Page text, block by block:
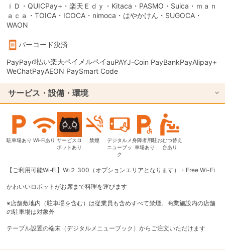
ｉＤ・QUICPay+・楽天Ｅｄｙ・Kitaca・PASMO・Suica・ｍａｎ
ａｃａ・TOICA・ICOCA・nimoca・はやかけん・SUGOCA・
WAON
バーコード決済
PayPayd払い楽天ペイ メルペイauPAYJ-Coin PayBankPayAlipay+
WeChatPayAEON PaySmart Code
サービス・設備・環境
駐車場あり Wi-Fiあり サービスロ
ボットあり
禁煙
デジタルメ
ニューブッ
ク
身障者用駐
車場あり
おむつ替え
台あり
【ご利用可能Wi‐Fi】Wi２ 300（オプションエリアとなります）・Free Wi-Fi
かわいいロボットがお席まで料理を運びます
※店舗敷地内（駐車場を含む）は従業員も含めすべて禁煙。商業施設内の店舗
の駐車場は対象外
テーブル設置の端末（デジタルメニューブック）からご注文いただけます